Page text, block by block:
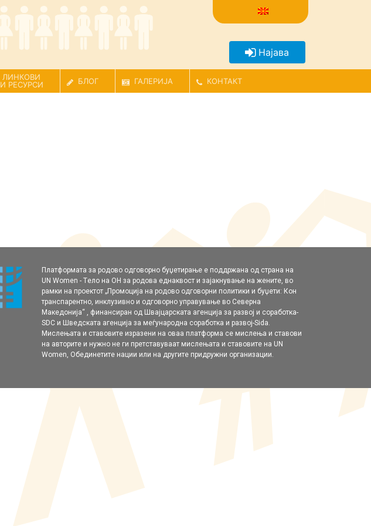
Најава
ЛИНКОВИ
И РЕСУРСИ
БЛОГ ГАЛЕРИЈА КОНТАКТ
Платформата за родово одговорно буџетирање е поддржана од страна на
UN Women - Tело на ОН за родова еднаквост и зајакнување на жените, во
рамки нa проектот „Промоција на родовo одговорни политики и буџети: Кон
транспарентно, инклузивно и одговорно управување во Северна
Македонија“ , финансиран од Швајцарската агенција за развој и соработка-
SDC и Шведската агенција за меѓународна соработка и развој-Sida.
Мислењата и ставовите изразени на оваа платформа се мислења и ставови
на авторите и нужно не ги претставуваат мислењата и ставовите на UN
Women, Обединетите нации или на другите придружни организации.